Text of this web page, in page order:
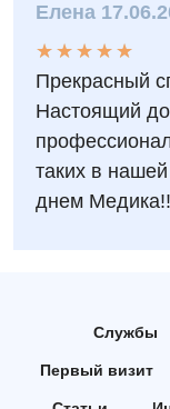
Интернатура
Отзывы
Видео
Рентгенография
УЗИ
Украинский
Русский
Елена
★
★
★
★
★
★ ★ ★ ★ ★
Прекрасный
Настоящий
таких в
днем
Службы
Первый визит